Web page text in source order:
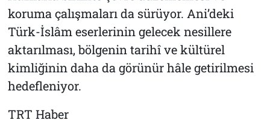
koruma çalışmaları da sürüyor. Ani’deki
Türk-İslâm eserlerinin gelecek nesillere
aktarılması, bölgenin tarihî ve kültürel
kimliğinin daha da görünür hâle getirilmesi
hedefleniyor.
TRT Haber